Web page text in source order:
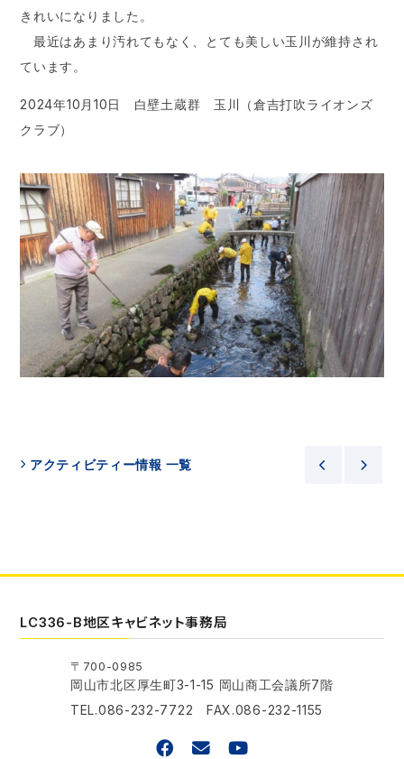
きれいになりました。
最近はあまり汚れてもなく、とても美しい玉川が維持され
ています。
2024年10月10日 白壁土蔵群 玉川（倉吉打吹ライオンズ
クラブ）
アクティビティー情報 一覧
LC336-B地区キャビネット事務局
〒700-0985
岡山市北区厚生町3-1-15 岡山商工会議所7階
TEL.086-232-7722 FAX.086-232-1155